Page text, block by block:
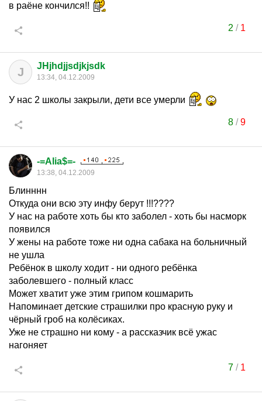
в раёне кончился!!
2 / 1
J JHjhdjjsdjkjsdk
13:34, 04.12.2009
У нас 2 школы закрыли, дети все умерли
8/9
-=Alia$=-
13:38, 04.12.2009
Блинннн
Откуда они всю эту инфу берут !!!????
У нас на работе хоть бы кто заболел - хоть бы насморк
появился
У жены на работе тоже ни одна сабака на больничный
не ушла
Ребёнок в школу ходит - ни одного ребёнка
заболевшего - полный класс
Может хватит уже этим грипом кошмарить
Напоминает детские страшилки про красную руку и
чёрный гроб на колёсиках.
Уже не страшно ни кому - а рассказчик всё ужас
нагоняет
7/ 1